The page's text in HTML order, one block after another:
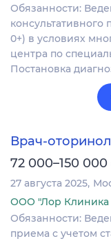
Обязанности:
0+) в условиях
центра по
Постановка
Врач-
72 000–150 000
27 августа 2025
ООО "Лор Клиника
Обязанности:
приема с учетом